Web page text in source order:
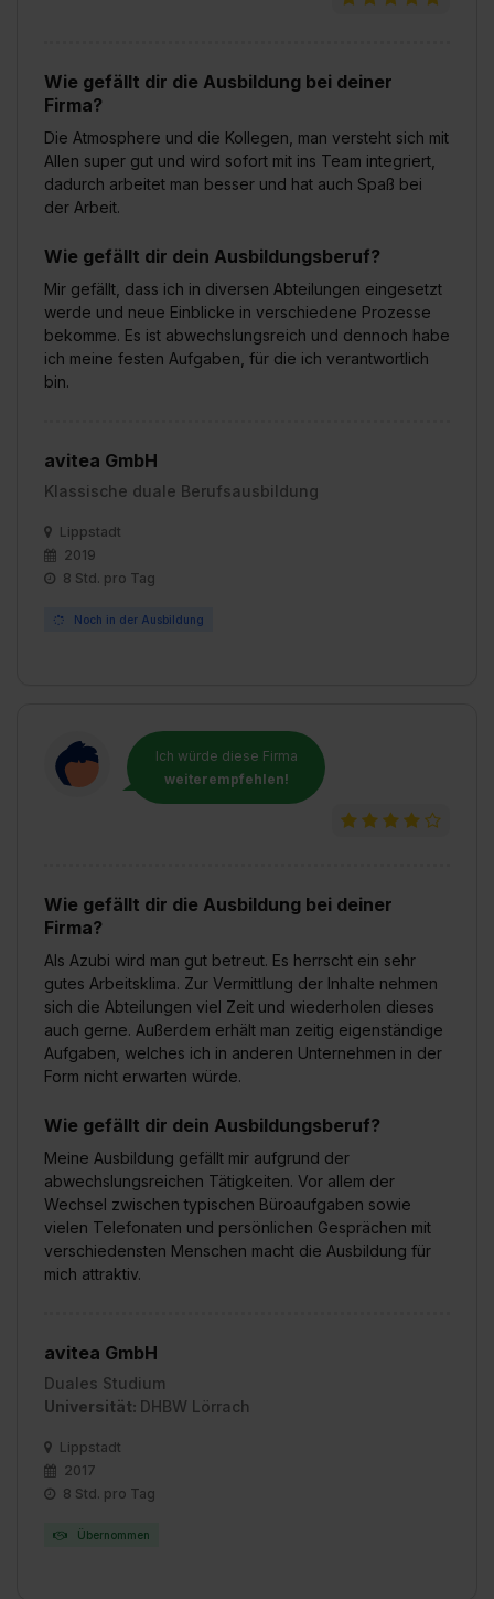
Wie gefällt dir die Ausbildung bei deiner
Firma?
Die Atmosphere und die Kollegen, man versteht sich mit
Allen super gut und wird sofort mit ins Team integriert,
dadurch arbeitet man besser und hat auch Spaß bei
der Arbeit.
Wie gefällt dir dein Ausbildungsberuf?
Mir gefällt, dass ich in diversen Abteilungen eingesetzt
werde und neue Einblicke in verschiedene Prozesse
bekomme. Es ist abwechslungsreich und dennoch habe
ich meine festen Aufgaben, für die ich verantwortlich
bin.
avitea GmbH
Klassische duale Berufsausbildung
Lippstadt
2019
8 Std. pro Tag
Noch in der Ausbildung
Ich würde diese Firma
weiterempfehlen!
Wie gefällt dir die Ausbildung bei deiner
Firma?
Als Azubi wird man gut betreut. Es herrscht ein sehr
gutes Arbeitsklima. Zur Vermittlung der Inhalte nehmen
sich die Abteilungen viel Zeit und wiederholen dieses
auch gerne. Außerdem erhält man zeitig eigenständige
Aufgaben, welches ich in anderen Unternehmen in der
Form nicht erwarten würde.
Wie gefällt dir dein Ausbildungsberuf?
Meine Ausbildung gefällt mir aufgrund der
abwechslungsreichen Tätigkeiten. Vor allem der
Wechsel zwischen typischen Büroaufgaben sowie
vielen Telefonaten und persönlichen Gesprächen mit
verschiedensten Menschen macht die Ausbildung für
mich attraktiv.
avitea GmbH
Duales Studium
Universität: DHBW Lörrach
Lippstadt
2017
8 Std. pro Tag
Übernommen